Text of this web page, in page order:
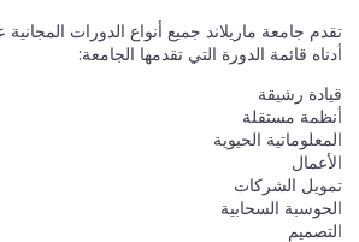
تقدم جامعة ماريلاند جميع أنواع الدورات المجانية
أدناه قائمة الدورة التي تقدمها الجامعة:
قيادة رشيقة
أنظمة مستقلة
المعلوماتية الحيوية
الأعمال
تمويل الشركات
الحوسبة السحابية
التصميم